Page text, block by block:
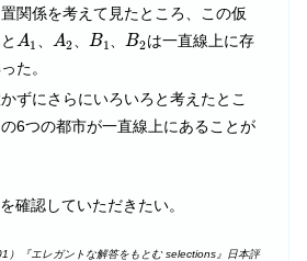
関係を考えて見たところ、この仮
A1
A A2
A B1
B1 B2
B2 は一直線上に存
た。
かずにさらにいろいろと考えたとこ
6つの都市が一直線上にあることが
確認していただきたい。
）『エレガントな解答をもとむ selections』日本評